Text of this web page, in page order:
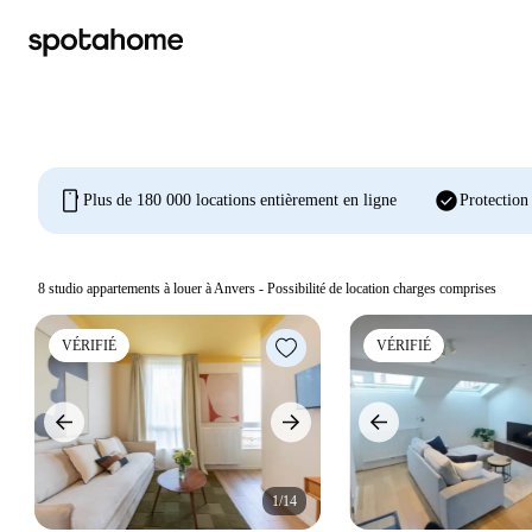
mobile Plus de 180 000 locations entièrement en ligne check_circleProtection
8 studio appartements à louer à Anvers - Possibilité de location charges comprises
VÉRIFIÉ
1/14
VÉRIFIÉ